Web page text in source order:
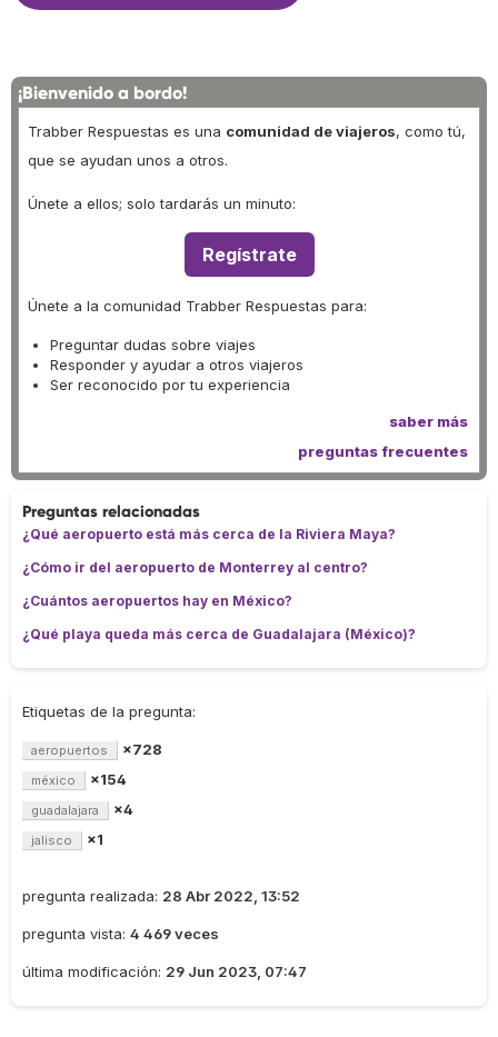
¡Bienvenido a bordo!
Trabber Respuestas es una comunidad de viajeros, como tú,
que se ayudan unos a otros.
Únete a ellos; solo tardarás un minuto:
Regístrate
Únete a la comunidad Trabber Respuestas para:
Preguntar dudas sobre viajes
Responder y ayudar a otros viajeros
Ser reconocido por tu experiencia
saber más
preguntas frecuentes
Preguntas relacionadas
¿Qué aeropuerto está más cerca de la Riviera Maya?
¿Cómo ir del aeropuerto de Monterrey al centro?
¿Cuántos aeropuertos hay en México?
¿Qué playa queda más cerca de Guadalajara (México)?
Etiquetas de la pregunta:
aeropuertos ×728
méxico ×154
guadalajara ×4
jalisco ×1
pregunta realizada: 28 Abr 2022, 13:52
pregunta vista: 4 469 veces
última modificación: 29 Jun 2023, 07:47